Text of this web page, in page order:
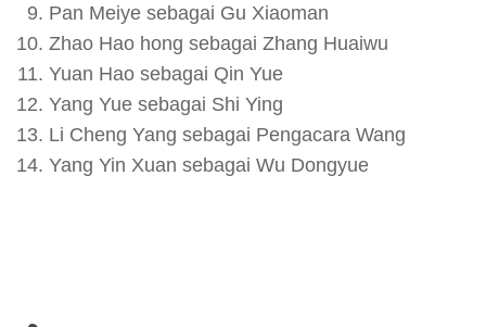
Pan Meiye sebagai Gu Xiaoman
Zhao Hao hong sebagai Zhang Huaiwu
Yuan Hao sebagai Qin Yue
Yang Yue sebagai Shi Ying
Li Cheng Yang sebagai Pengacara Wang
Yang Yin Xuan sebagai Wu Dongyue